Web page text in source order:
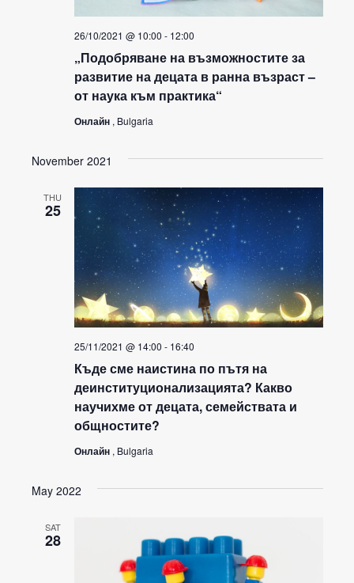
„Подобряване на възможностите за
развитие на децата в ранна възраст –
от наука към практика“
26/10/2021 @ 10:00 - 12:00
Онлайн , Bulgaria
November 2021
THU
25
Къде сме наистина по пътя на
деинституционализацията? Какво
научихме от децата, семействата и
общностите?
25/11/2021 @ 14:00 - 16:40
Онлайн , Bulgaria
May 2022
SAT
28